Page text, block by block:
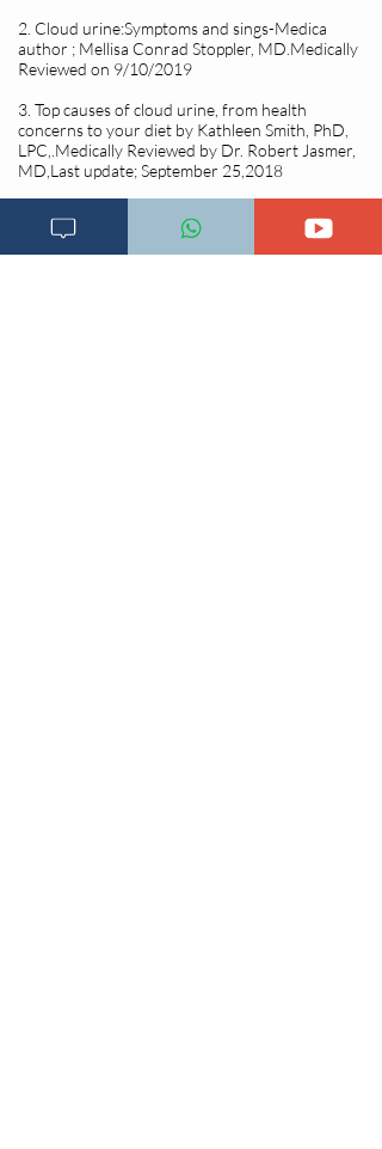
2. Cloud urine:Symptoms and sings-Medica
author ; Mellisa Conrad Stoppler, MD.Medically
Reviewed on 9/10/2019
3. Top causes of cloud urine, from health
concerns to your diet by Kathleen Smith, PhD,
LPC,.Medically Reviewed by Dr. Robert Jasmer,
MD,Last update; September 25,2018
Changia kuwezesha